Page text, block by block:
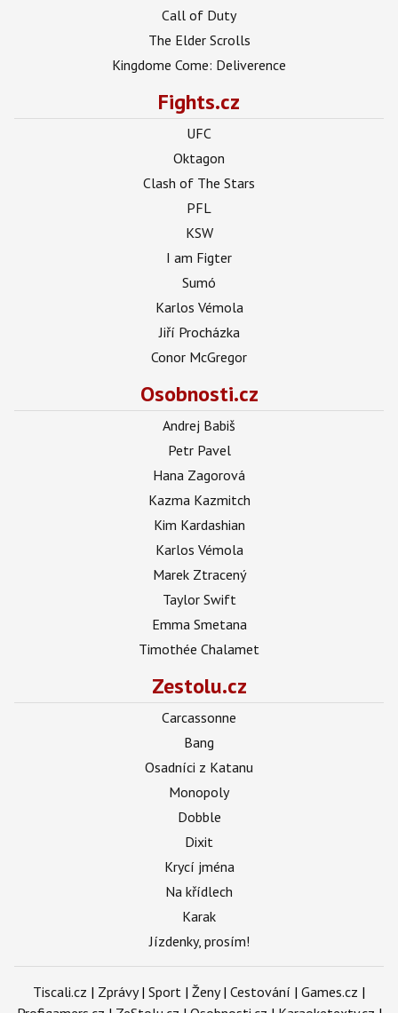
Call of Duty
The Elder Scrolls
Kingdome Come: Deliverence
Fights.cz
UFC
Oktagon
Clash of The Stars
PFL
KSW
I am Figter
Sumó
Karlos Vémola
Jiří Procházka
Conor McGregor
Osobnosti.cz
Andrej Babiš
Petr Pavel
Hana Zagorová
Kazma Kazmitch
Kim Kardashian
Karlos Vémola
Marek Ztracený
Taylor Swift
Emma Smetana
Timothée Chalamet
Zestolu.cz
Carcassonne
Bang
Osadníci z Katanu
Monopoly
Dobble
Dixit
Krycí jména
Na křídlech
Karak
Jízdenky, prosím!
Tiscali.cz | Zprávy| Sport | Ženy| Cestování | Games.cz |